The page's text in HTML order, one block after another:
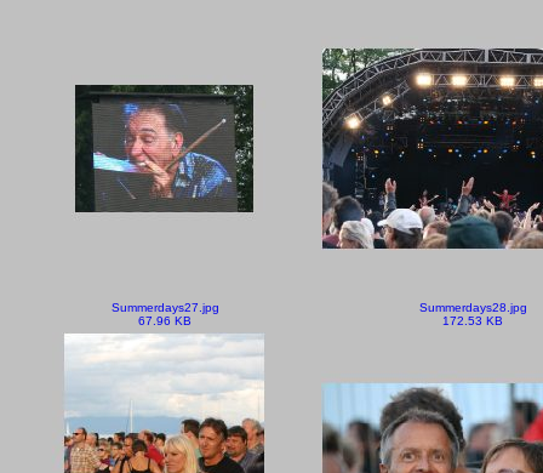
Summerdays27.jpg
67.96 KB
Summerdays28.jpg
172.53 KB